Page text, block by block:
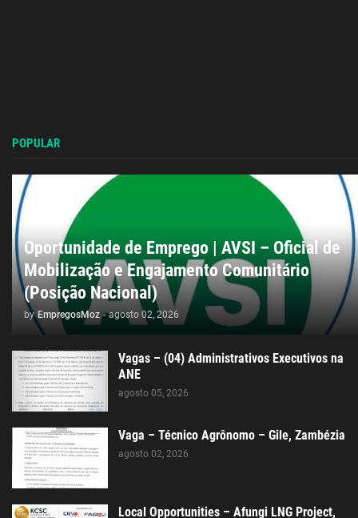
POPULAR
Oportunidade de Emprego | AVSI – Oficial de
Mobilização e Engajamento Comunitário
(Posição Nacional)
by EmpregosMoz - agosto 02, 2026
Vagas – (04) Administrativos Executivos na
ANE
agosto 05, 2026
Vaga – Técnico Agrônomo – Gile, Zambézia
agosto 02, 2026
Local Opportunities – Afungi LNG Project,